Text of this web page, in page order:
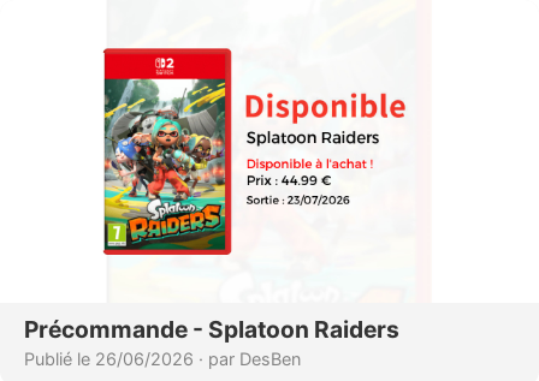
Précommande - Splatoon Raiders
Publié le 26/06/2026 · par DesBen